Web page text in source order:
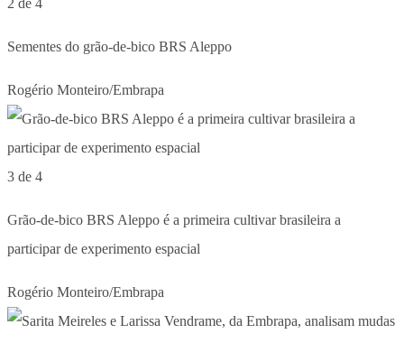
Sementes do grão-de-bico BRS Aleppo
Rogério Monteiro/Embrapa
3 de 4
Grão-de-bico BRS Aleppo é a primeira cultivar brasileira a
participar de experimento espacial
Rogério Monteiro/Embrapa